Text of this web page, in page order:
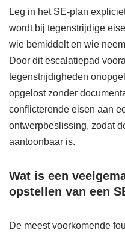
Leg in het SE-plan
wordt bij tegenstrijdige
wie bemiddelt en wie
Door dit escalatiepad
tegenstrijdigheden
opgelost zonder
conflicterende eisen aan
ontwerpbeslissing, zodat
aantoonbaar is.
Wat is een
opstellen van een
De meest voorkomende